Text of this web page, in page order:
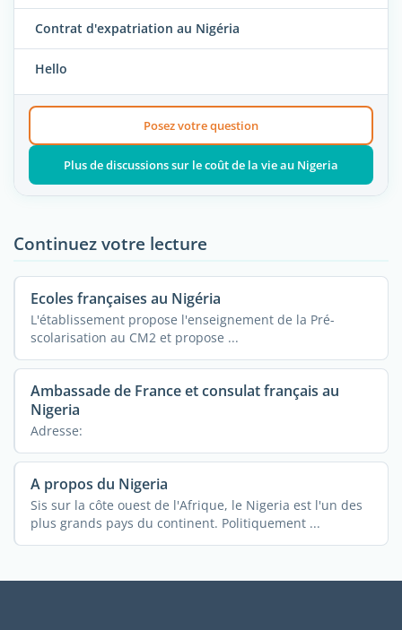
Contrat d'expatriation au Nigéria
Hello
Posez votre question
Plus de discussions sur le coût de la vie au Nigeria
Continuez votre lecture
Ecoles françaises au Nigéria
L'établissement propose l'enseignement de la Pré-
scolarisation au CM2 et propose ...
Ambassade de France et consulat français au
Nigeria
Adresse:
A propos du Nigeria
Sis sur la côte ouest de l'Afrique, le Nigeria est l'un des
plus grands pays du continent. Politiquement ...